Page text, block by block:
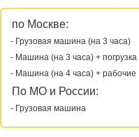
по Москве:
- Грузовая машина (на 3 часа)
- Машина (на 3 часа) + погрузка
- Машина (на 4 часа) + рабочие
По МО и России:
- Грузовая машина